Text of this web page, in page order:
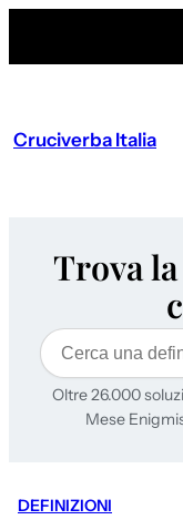
Cruciverba Italia
Trova
Cerca
Oltre 26.000
Mese
DEFINIZIONI